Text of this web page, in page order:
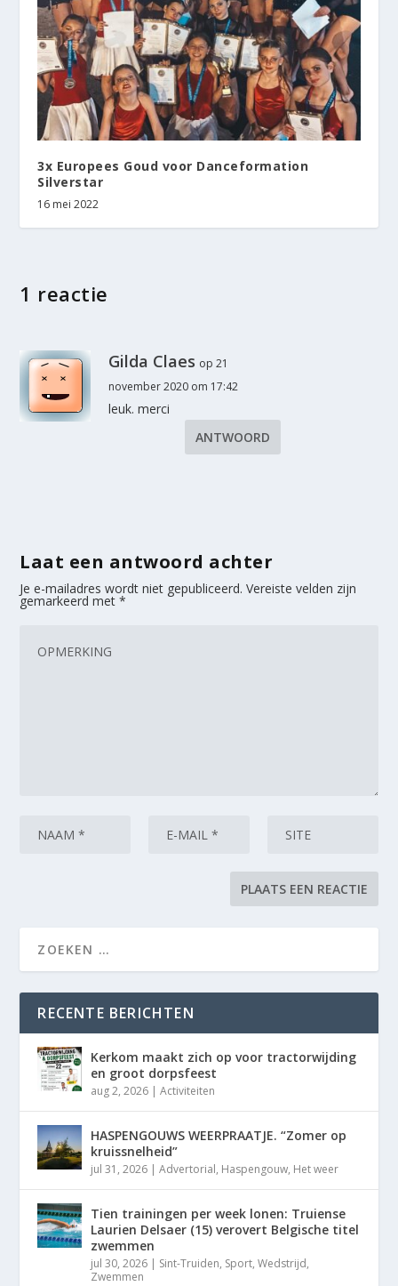
3x Europees Goud voor Danceformation
Silverstar
16 mei 2022
1 reactie
Gilda Claes op 21
november 2020 om 17:42
leuk. merci
ANTWOORD
Laat een antwoord achter
Je e-mailadres wordt niet gepubliceerd. Vereiste velden zijn
gemarkeerd met*
RECENTE BERICHTEN
Kerkom maakt zich op voor tractorwijding
en groot dorpsfeest
aug 2, 2026 |Activiteiten
HASPENGOUWS WEERPRAATJE. “Zomer op
kruissnelheid”
jul 31, 2026 |Advertorial, Haspengouw, Het weer
Tien trainingen per week lonen: Truiense
Laurien Delsaer (15) verovert Belgische titel
zwemmen
jul 30, 2026 | Sint-Truiden, Sport,Wedstrijd,
Zwemmen